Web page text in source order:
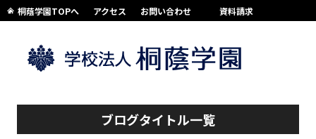
桐蔭学園TOPへ アクセス お問い合わせ 資料請求
ブログタイトル一覧